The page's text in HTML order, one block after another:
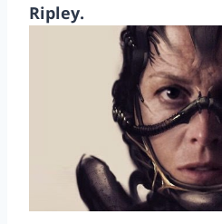
Ripley.